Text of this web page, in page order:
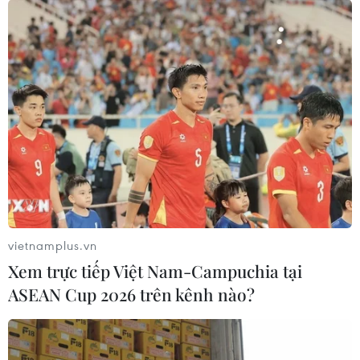
vietnamplus.vn
Xem trực tiếp Việt Nam-Campuchia tại
ASEAN Cup 2026 trên kênh nào?